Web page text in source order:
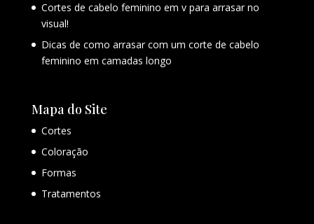
Cortes de cabelo feminino em v para arrasar no
visual!
Dicas de como arrasar com um corte de cabelo
feminino em camadas longo
Mapa do Site
Cortes
Coloração
Formas
Tratamentos